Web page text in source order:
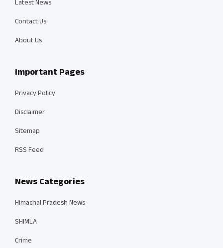
Latest News
Contact Us
About Us
Important Pages
Privacy Policy
Disclaimer
Sitemap
RSS Feed
News Categories
Himachal Pradesh News
SHIMLA
Crime